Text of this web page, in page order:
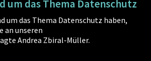
um das Thema Datenschutz
um das Thema Datenschutz haben,
an unseren
Andrea Zbiral-Müller.